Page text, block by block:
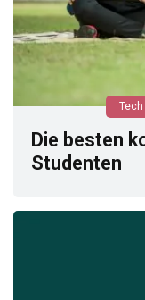
Die besten
Studenten